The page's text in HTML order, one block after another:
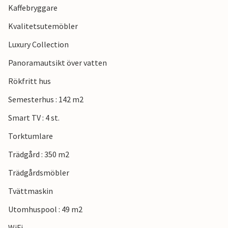
Kaffebryggare
Kvalitetsutemöbler
Luxury Collection
Panoramautsikt över vatten
Rökfritt hus
Semesterhus : 142 m2
Smart TV : 4 st.
Torktumlare
Trädgård : 350 m2
Trädgårdsmöbler
Tvättmaskin
Utomhuspool : 49 m2